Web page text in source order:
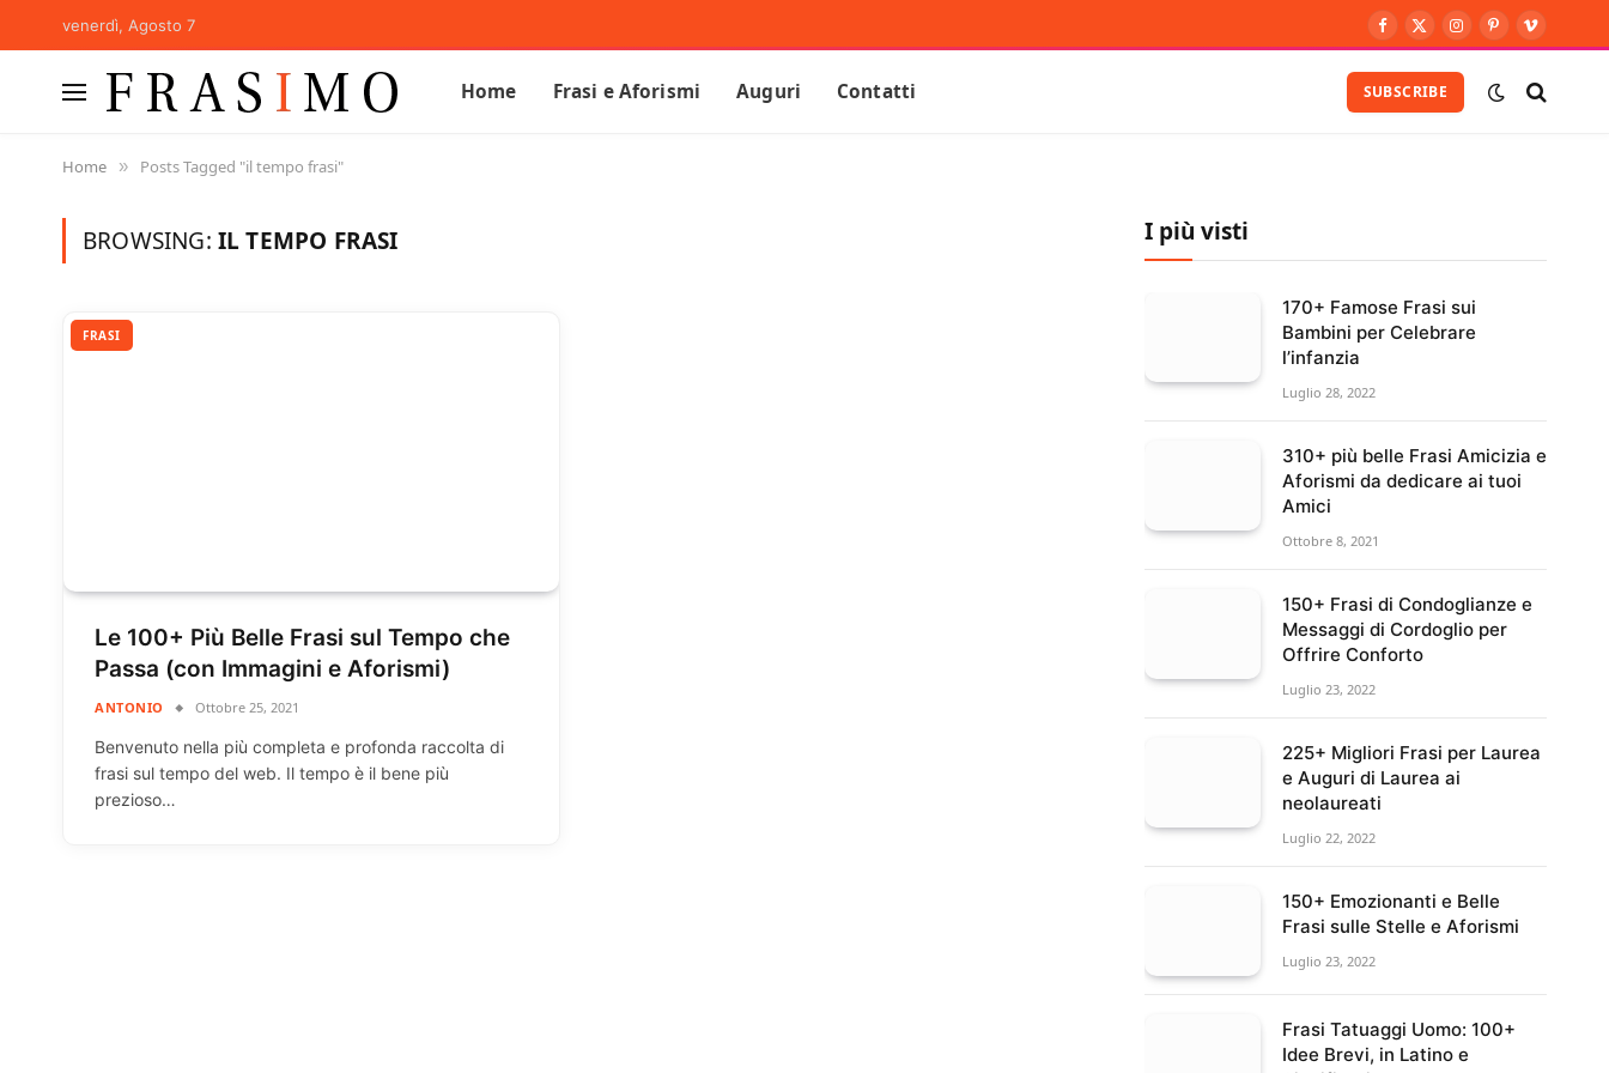
venerdì, Agosto 7
Facebook
X
Instagram
Pinterest
Vimeo
Home Frasi e Aforismi Auguri Contatti SUBSCRIBE
Home » Posts Tagged "il tempo frasi"
BROWSING: IL TEMPO FRASI
FRASI
Le 100+ Più Belle Frasi sul Tempo che
Passa (con Immagini e Aforismi)
ANTONIO Ottobre 25, 2021
Benvenuto nella più completa e profonda raccolta di
frasi sul tempo del web. Il tempo è il bene più
prezioso…
I più visti
170+ Famose Frasi sui
Bambini per Celebrare
l’infanzia
Luglio 28, 2022
310+ più belle Frasi Amicizia e
Aforismi da dedicare ai tuoi
Amici
Ottobre 8, 2021
150+ Frasi di Condoglianze e
Messaggi di Cordoglio per
Offrire Conforto
Luglio 23, 2022
225+ Migliori Frasi per Laurea
e Auguri di Laurea ai
neolaureati
Luglio 22, 2022
150+ Emozionanti e Belle
Frasi sulle Stelle e Aforismi
Luglio 23, 2022
Frasi Tatuaggi Uomo: 100+
Idee Brevi, in Latino e